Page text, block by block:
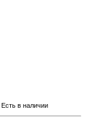
Есть в наличии